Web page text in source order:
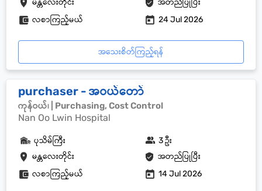
မန္တလေးတိုင်း အတည်ပြုပြီး
လစာကြည့်မယ် 24 Jul 2026
အသေးစိတ်ကြည့်ရန်
purchaser - အဝယ်တော်
ကုန်ဝယ်၊ | Purchasing, Cost Control
Nan Oo Lwin Hospital
မန္တလေးတိုင်း အတည်ပြုပြီး
ပုသိမ်ကြီး 3 ဦး
လစာကြည့်မယ် 14 Jul 2026